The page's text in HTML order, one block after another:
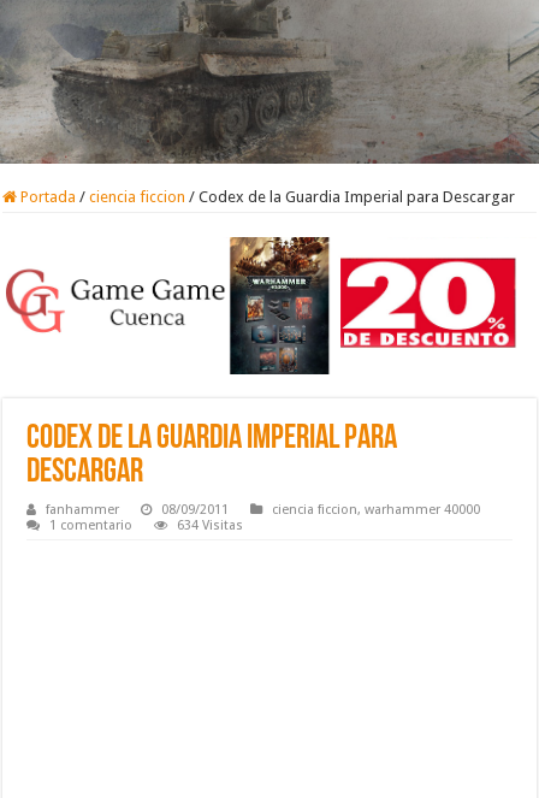
Portada / ciencia ficcion / Codex de la Guardia Imperial para Descargar
Codex de la Guardia Imperial para
Descargar
fanhammer 08/09/2011 ciencia ficcion,warhammer 40000
1 comentario
634 Visitas